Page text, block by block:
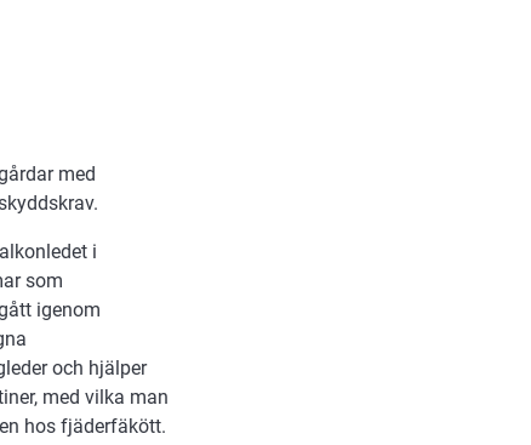
med
i
som
igenom
och hjälper
med vilka man
hos fjäderfäkött.